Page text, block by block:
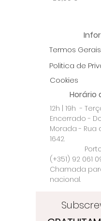
Termos
Politica de
Cookies
Horário
12h | 19h -
Encerrado -
Morada - Rua
1642.
(+351) 92 061
Chamada
nacional.